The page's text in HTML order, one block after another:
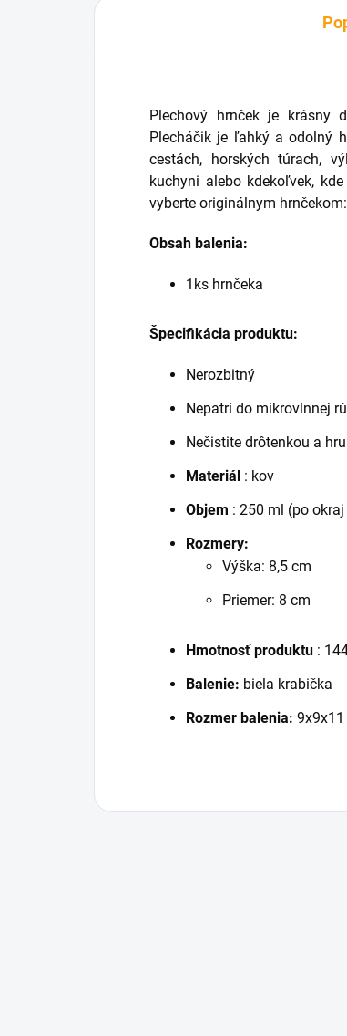
Plechový hrnček je krásny
Plecháčik je ľahký a odolný
cestách, horských túrach,
kuchyni alebo kdekoľvek,
vyberte originálnym
Obsah balenia:
1ks hrnčeka
Špecifikácia produktu:
Nerozbitný
Nepatrí do mikrovlnnej
Nečistite drôtenkou a
Materiál : kov
Objem : 250 ml (po
Rozmery:
Výška: 8,5 cm
Priemer: 8 cm
Hmotnosť produktu :
Balenie: biela krabička
Rozmer balenia: 9x9x11